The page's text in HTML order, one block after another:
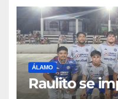
ÁLAMO
Raulito se